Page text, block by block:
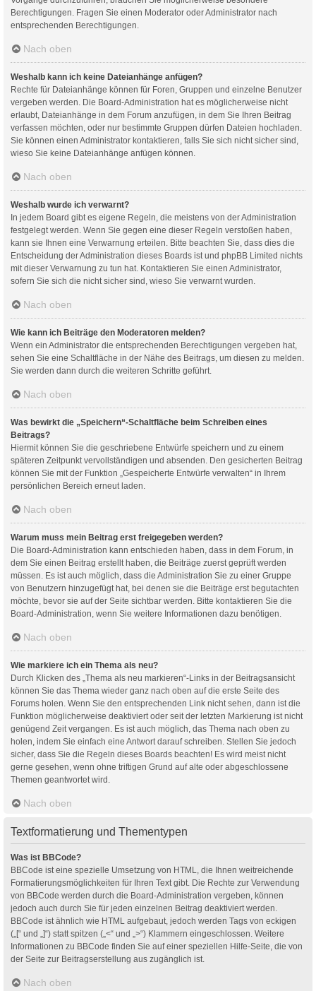
Berechtigungen. Fragen Sie einen Moderator oder Administrator nach
entsprechenden Berechtigungen.
Nach oben
Weshalb kann ich keine Dateianhänge anfügen?
Rechte für Dateianhänge können für Foren, Gruppen und einzelne Benutzer
vergeben werden. Die Board-Administration hat es möglicherweise nicht
erlaubt, Dateianhänge in dem Forum anzufügen, in dem Sie Ihren Beitrag
verfassen möchten, oder nur bestimmte Gruppen dürfen Dateien hochladen.
Sie können einen Administrator kontaktieren, falls Sie sich nicht sicher sind,
wieso Sie keine Dateianhänge anfügen können.
Nach oben
Weshalb wurde ich verwarnt?
In jedem Board gibt es eigene Regeln, die meistens von der Administration
festgelegt werden. Wenn Sie gegen eine dieser Regeln verstoßen haben,
kann sie Ihnen eine Verwarnung erteilen. Bitte beachten Sie, dass dies die
Entscheidung der Administration dieses Boards ist und phpBB Limited nichts
mit dieser Verwarnung zu tun hat. Kontaktieren Sie einen Administrator,
sofern Sie sich die nicht sicher sind, wieso Sie verwarnt wurden.
Nach oben
Wie kann ich Beiträge den Moderatoren melden?
Wenn ein Administrator die entsprechenden Berechtigungen vergeben hat,
sehen Sie eine Schaltfläche in der Nähe des Beitrags, um diesen zu melden.
Sie werden dann durch die weiteren Schritte geführt.
Nach oben
Was bewirkt die „Speichern“-Schaltfläche beim Schreiben eines
Beitrags?
Hiermit können Sie die geschriebene Entwürfe speichern und zu einem
späteren Zeitpunkt vervollständigen und absenden. Den gesicherten Beitrag
können Sie mit der Funktion „Gespeicherte Entwürfe verwalten“ in Ihrem
persönlichen Bereich erneut laden.
Nach oben
Warum muss mein Beitrag erst freigegeben werden?
Die Board-Administration kann entschieden haben, dass in dem Forum, in
dem Sie einen Beitrag erstellt haben, die Beiträge zuerst geprüft werden
müssen. Es ist auch möglich, dass die Administration Sie zu einer Gruppe
von Benutzern hinzugefügt hat, bei denen sie die Beiträge erst begutachten
möchte, bevor sie auf der Seite sichtbar werden. Bitte kontaktieren Sie die
Board-Administration, wenn Sie weitere Informationen dazu benötigen.
Nach oben
Wie markiere ich ein Thema als neu?
Durch Klicken des „Thema als neu markieren“-Links in der Beitragsansicht
können Sie das Thema wieder ganz nach oben auf die erste Seite des
Forums holen. Wenn Sie den entsprechenden Link nicht sehen, dann ist die
Funktion möglicherweise deaktiviert oder seit der letzten Markierung ist nicht
genügend Zeit vergangen. Es ist auch möglich, das Thema nach oben zu
holen, indem Sie einfach eine Antwort darauf schreiben. Stellen Sie jedoch
sicher, dass Sie die Regeln dieses Boards beachten! Es wird meist nicht
gerne gesehen, wenn ohne triftigen Grund auf alte oder abgeschlossene
Themen geantwortet wird.
Nach oben
Textformatierung und Thementypen
Was ist BBCode?
BBCode ist eine spezielle Umsetzung von HTML, die Ihnen weitreichende
Formatierungsmöglichkeiten für Ihren Text gibt. Die Rechte zur Verwendung
von BBCode werden durch die Board-Administration vergeben, können
jedoch auch durch Sie für jeden einzelnen Beitrag deaktiviert werden.
BBCode ist ähnlich wie HTML aufgebaut, jedoch werden Tags von eckigen
(„[“ und „]“) statt spitzen („<“ und „>“) Klammern eingeschlossen. Weitere
Informationen zu BBCode finden Sie auf einer speziellen Hilfe-Seite, die von
der Seite zur Beitragserstellung aus zugänglich ist.
Nach oben